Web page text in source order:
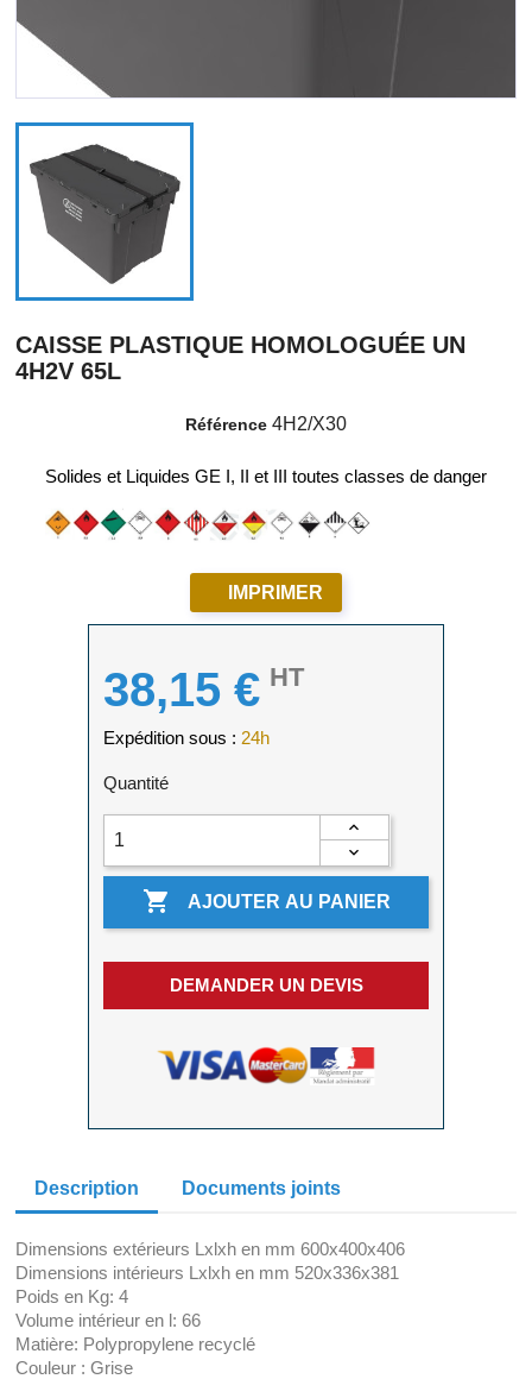
CAISSE PLASTIQUE HOMOLOGUÉE UN
4H2V 65L
Référence 4H2/X30
Solides et Liquides GE I, II et III toutes classes de danger
IMPRIMER
38,15 € HT
Expédition sous : 24h
Quantité
 AJOUTER AU PANIER
DEMANDER UN DEVIS
Description Documents joints
Dimensions extérieurs Lxlxh en mm 600x400x406
Dimensions intérieurs Lxlxh en mm 520x336x381
Poids en Kg: 4
Volume intérieur en l: 66
Matière: Polypropylene recyclé
Couleur : Grise